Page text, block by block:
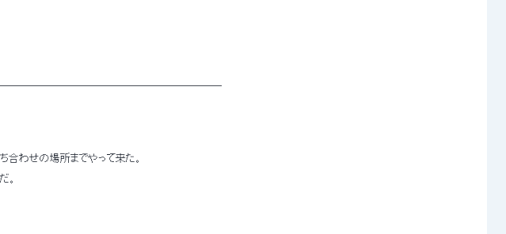
合わせの場所までやって来た。
。